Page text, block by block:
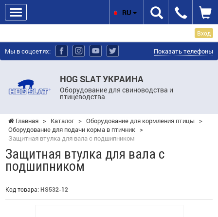
Вход
Мы в соцсетях: Показать телефоны
HOG SLAT УКРАИНА
Оборудование для свиноводства и
птицеводства
RU
Главная > Каталог > Оборудование для кормления птицы
>
Оборудование для подачи корма в птичник >
Защитная втулка для вала с подшипником
Защитная втулка для вала с
подшипником
Код товара: HS532-12